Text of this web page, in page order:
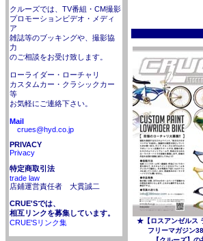
クルーズでは、TV番組・CM撮影
プロモーションビデオ・メディ
ア
雑誌等のブッキングや、撮影協
力
のご相談をお受け致します。
ローライダー・ローチャリ
カスタムカー・クラシックカー
等
お気軽にご連絡下さい。
Mail
crues@hyd.co.jp
PRIVACY
Privacy
特定商取引法
trade law
店鋪運営責任者 大貫誠二
CRUE'Sでは、
相互リンクを募集しています。
CRUE'Sリンク集
★【ロスアンゼルス
フリーマガジン